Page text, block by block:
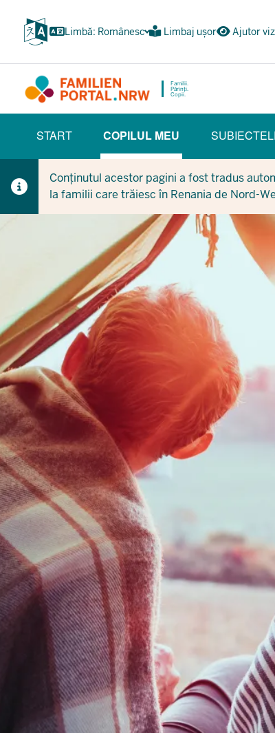
conținutul
Limbă: Românesc Limbaj ușor Ajutor
Familii.
Părinți.
Copii.
(BÜRGERBEREICH)
START
COPILUL MEU
(CURRENT SECTION)
Conținutul acestor pagini a fost tradus
la familii care trăiesc în Renania de Nord-